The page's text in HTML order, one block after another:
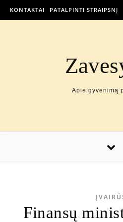
KONTAKTAI PATALPINTI STRAIPSNĮ
Apie gyvenimą
Finansų